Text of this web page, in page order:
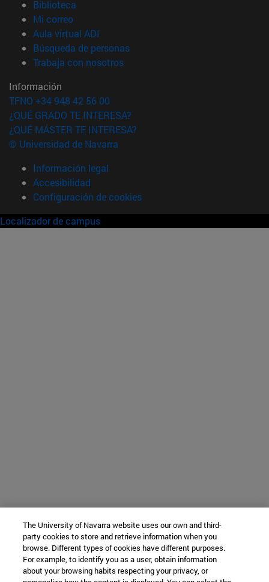
Biblioteca
Mi correo(abre en nueva ventana)
Aula virtual ADI
Búsqueda de personas(abre en nueva ventana)
Trabaja con nosotros(abre en nueva ventana)
Información
TFNO +34 948 42 56 00
¿QUÉ GRADO TE INTERESA?
¿QUÉ MÁSTER TE INTERESA?
© Universidad de Navarra
Información legal
Accesibilidad
Configuración de cookies
Localizador de campus
The University of Navarra website uses our own and third-
party cookies to store and retrieve information when you
browse. Different types of cookies have different purposes.
For example, to identify you as a user, obtain information
about your browsing habits respecting your privacy, or